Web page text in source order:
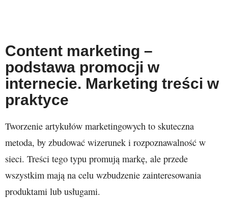
Content marketing –
podstawa promocji w
internecie. Marketing treści w
praktyce
Tworzenie artykułów marketingowych to skuteczna
metoda, by zbudować wizerunek i rozpoznawalność w
sieci. Treści tego typu promują markę, ale przede
wszystkim mają na celu wzbudzenie zainteresowania
produktami lub usługami.